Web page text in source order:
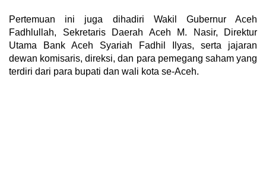
Pertemuan ini juga dihadiri Wakil Gubernur Aceh
Fadhlullah, Sekretaris Daerah Aceh M. Nasir, Direktur
Utama Bank Aceh Syariah Fadhil Ilyas, serta jajaran
dewan komisaris, direksi, dan para pemegang saham yang
terdiri dari para bupati dan wali kota se-Aceh.